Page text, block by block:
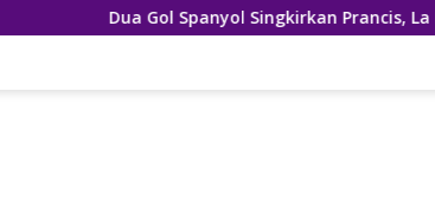
Dua Gol Spanyol Singkirkan Prancis, La Roja